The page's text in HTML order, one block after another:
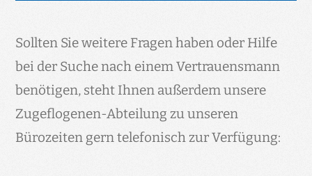
eine Pause ein. Wenn Sie die Taube einfangen
„Zum Suchmodul“. Falls Sie die Taube nicht
einfangen konnten, bitten wir Sie, der Taube
einige Körner (Vogelfutter, ungekochter Reis,
Sollten Sie weitere Fragen haben oder Hilfe
bei der Suche nach einem Vertrauensmann
benötigen, steht Ihnen außerdem unsere
Zugeflogenen-Abteilung zu unseren
Bürozeiten gern telefonisch zur Verfügung: